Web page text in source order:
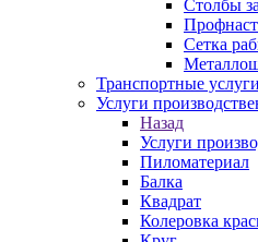
Столбы
Сетка
Транспортные услуги
Услуги
Назад
Услуги
Пиломатериал
Балка
Квадрат
Колеровка